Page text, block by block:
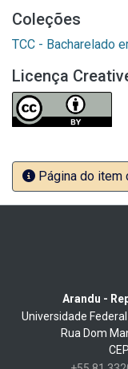
Coleções
TCC - Bacharelado
Licença
Página do item
Arandu -
Universidade
Rua Dom